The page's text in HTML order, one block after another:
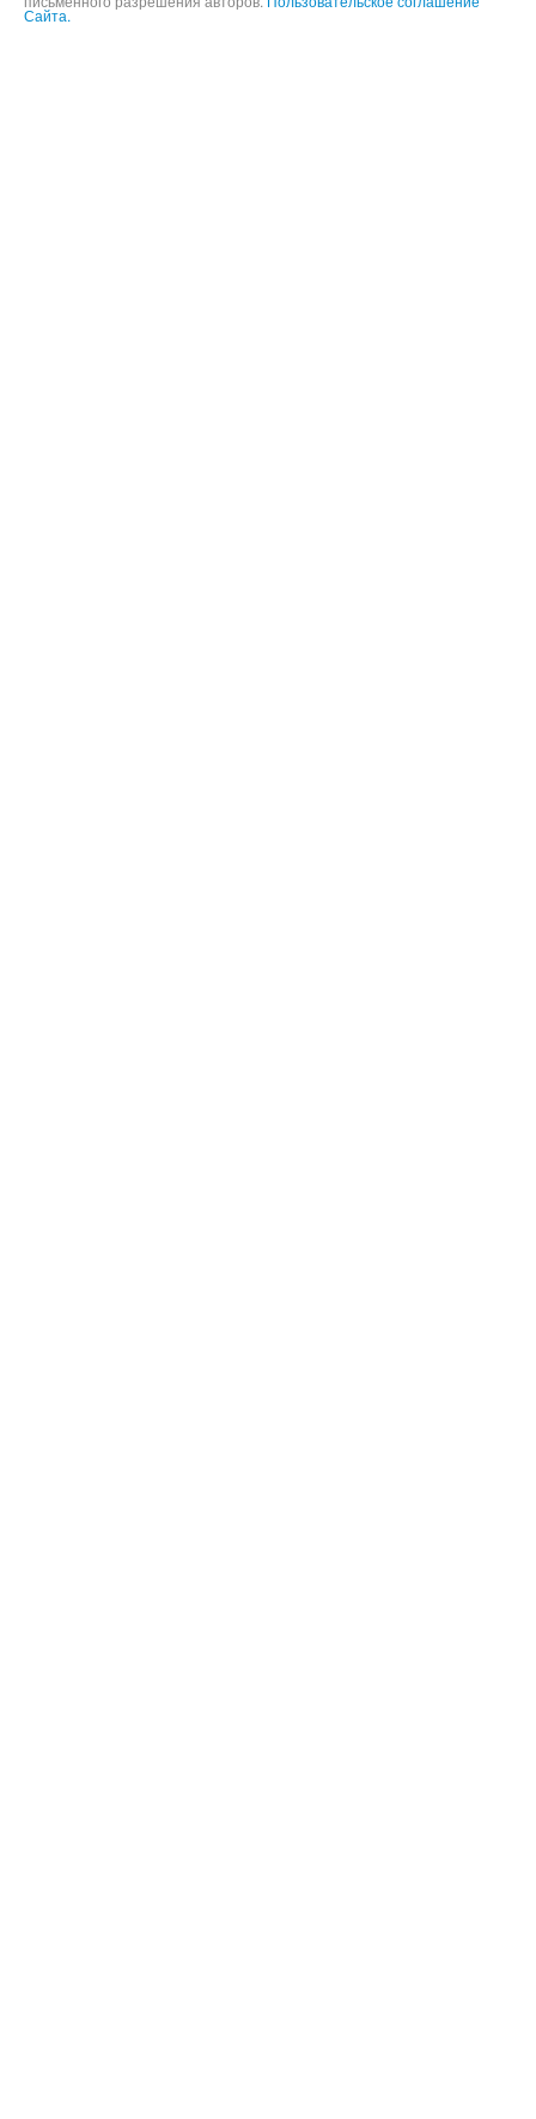
Информация и фотографии, представленные на данном сайте не
могут быть использованы в целях публичного воспроизведения без